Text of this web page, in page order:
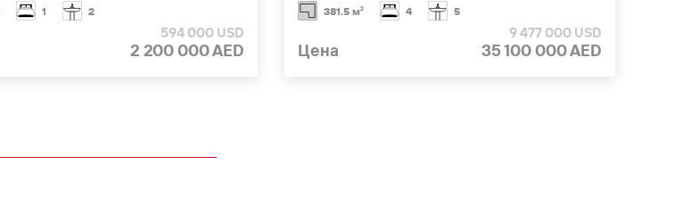
1 2
594 000 USD
2 200 000 AED
381.5 м² 4 5
Цена
9 477 000 USD
35 100 000 AED